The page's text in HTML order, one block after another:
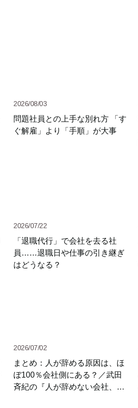
2026/08/03
問題社員との上手な別れ方 「す
ぐ解雇」より「手順」が大事
2026/07/22
「退職代行」で会社を去る社
員……退職日や仕事の引き継ぎ
はどうなる？
2026/07/02
まとめ：人が辞める原因は、ほ
ぼ100％会社側にある？／武田
斉紀の『人が辞めない会社、10